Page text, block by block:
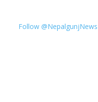
Follow @NepalgunjNews